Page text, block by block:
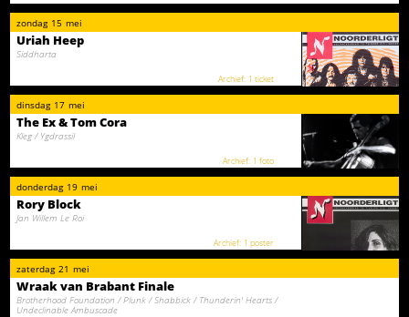
zondag 15 mei
Uriah Heep
Siddharta
1 ticket
dinsdag 17 mei
The Ex & Tom Cora
Kleg / Ygdrassil
1 foto
donderdag 19 mei
Rory Block
Jan Willem Le Roi
1 poster
zaterdag 21 mei
Wraak van Brabant Finale
Brotherhood Foundation / Plunk / Shabbick / Thunderin' Hearts /
Undeclinable Ambuscade